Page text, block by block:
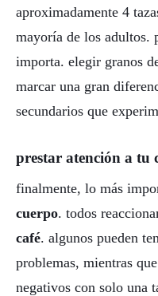
aproximadamente 4
mayoría de los adultos.
importa. elegir granos
marcar una gran
secundarios que
prestar atención a tu
finalmente, lo más
cuerpo. todos
café. algunos pueden
problemas, mientras
negativos con solo una